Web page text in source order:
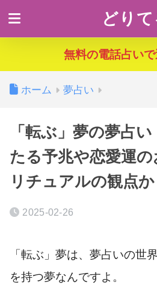
どりて
無料の電話占い
ホーム 夢占い
「転ぶ」夢の夢占
たる予兆や恋愛運
リチュアルの観点
2025-02-26
「転ぶ」夢は、夢占いの世
を持つ夢なんですよ。